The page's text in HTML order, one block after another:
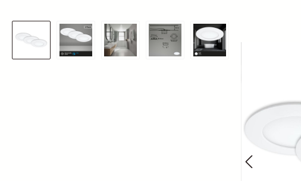
Ignorer la galerie d'images